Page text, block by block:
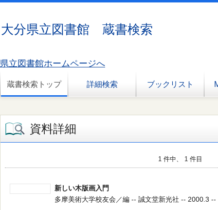
大分県立図書館 蔵書検索
県立図書館ホームページへ
蔵書検索トップ 詳細検索 ブックリスト
資料詳細
1 件中、 1 件目
新しい木版画入門
多摩美術大学校友会／編 -- 誠文堂新光社 -- 2000.3 --